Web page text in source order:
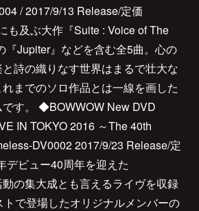
/ 2017/9/13 Release/定価
も及ぶ大作『Suite : Voice of The
『Jupiter』などを含む全5曲。心の
詩の織りなす世界はまるで壮大な
までのソロ作品とは一線を画した
です。 ◆BOWWOW New DVD
IN TOKYO 2016 ～The 40th
DV0002 2017/9/23 Release/定
デビュー40周年を迎えた
の集大成とも言えるライヴを収録
トで登場したオリジナルメンバーの